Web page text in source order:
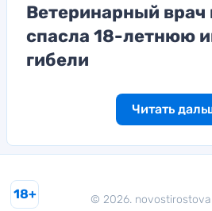
Ветеринарный врач
спасла 18-летнюю
гибели
Читать
18+ © 2026.